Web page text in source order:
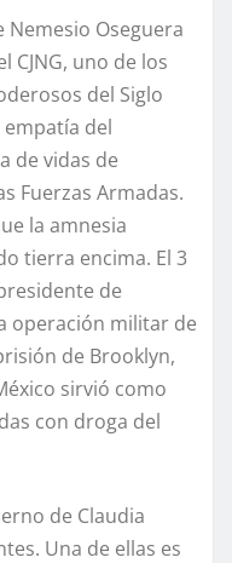
Nemesio Oseguera
CJNG, uno de los
del Siglo
empatía del
de vidas de
Fuerzas Armadas.
la amnesia
tierra encima. El 3
de
operación militar de
de Brooklyn,
sirvió como
con droga del
de Claudia
Una de ellas es